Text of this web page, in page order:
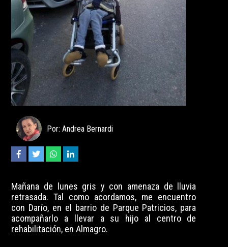
Por: Andrea Bernardi
Mañana de lunes gris y con amenaza de lluvia
retrasada. Tal como acordamos, me encuentro
con Darío, en el barrio de Parque Patricios, para
acompañarlo a llevar a su hijo al centro de
rehabilitación, en Almagro.